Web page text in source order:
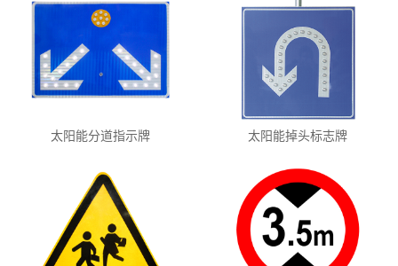
太阳能分道指示牌 太阳能掉头标志牌